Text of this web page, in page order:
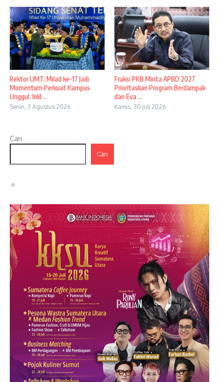
Rektor UMT: Milad ke-17 Jadi
Momentum Perkuat Kampus
Unggul, Inkl ...
Senin, 3 Agustus 2026
Fraksi PKB Minta APBD 2027
Prioritaskan Program Berdampak
dan Eva ...
Kamis, 30 Juli 2026
Cari
Cari